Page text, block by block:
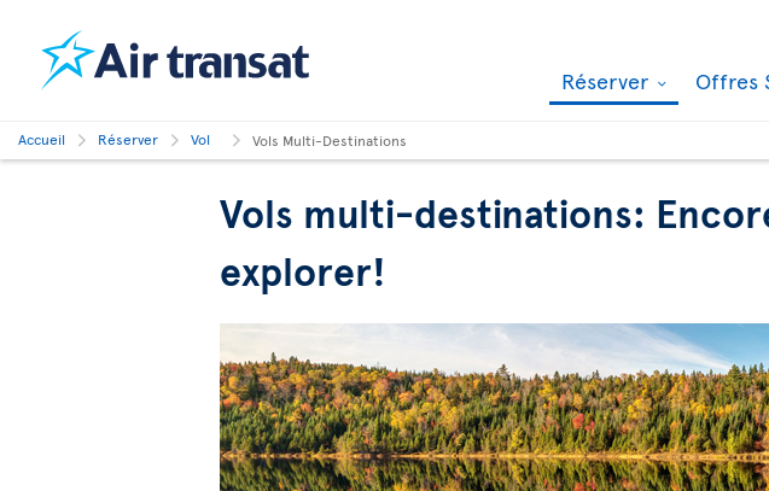
Réserver Offres
Accueil Réserver Vol Vols Multi-Destinations
Vols multi-destinations:
explorer!